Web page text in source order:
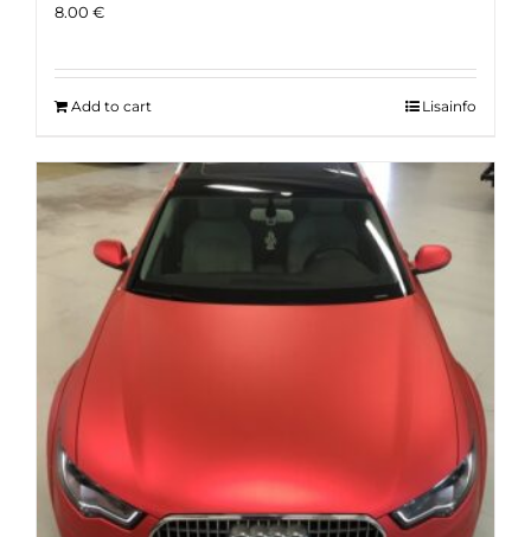
8.00 €
Add to cart Lisainfo